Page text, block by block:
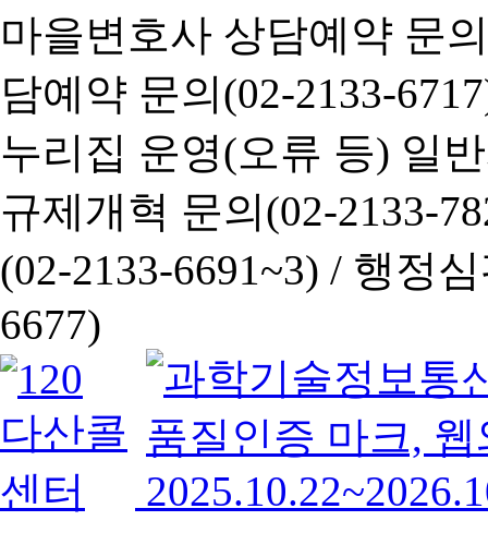
마을변호사 상담예약 문
담예약 문의(02-2133-
누리집 운영(오류 등) 일
규제개혁 문의(02-2133-
(02-2133-6691~3) / 행정심
6677)